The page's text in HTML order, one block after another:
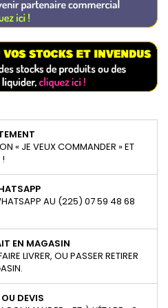
« JE VEUX COMMANDER » ET
!
AU (225) 07 59 48 68
EN MAGASIN
LIVRER, OU PASSER RETIRER
DEVIS